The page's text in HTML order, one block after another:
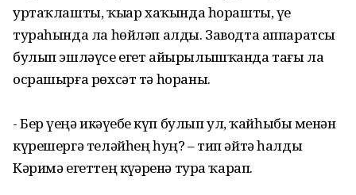
уртаҡлашты, ҡыҙҙар хаҡында һорашты, үҙе
тураһында ла һөйләп алды. Заводта аппаратсы
булып эшләүсе егет айырылышҡанда тағы ла
осрашырға рөхсәт тә һораны.
- Бер үҙеңә икәүебеҙ күп булып ул, ҡайһыбыҙ менән
күрешергә теләйһең һуң? – тип әйтә һалды
Кәримә егеттең күҙҙәренә тура ҡарап.